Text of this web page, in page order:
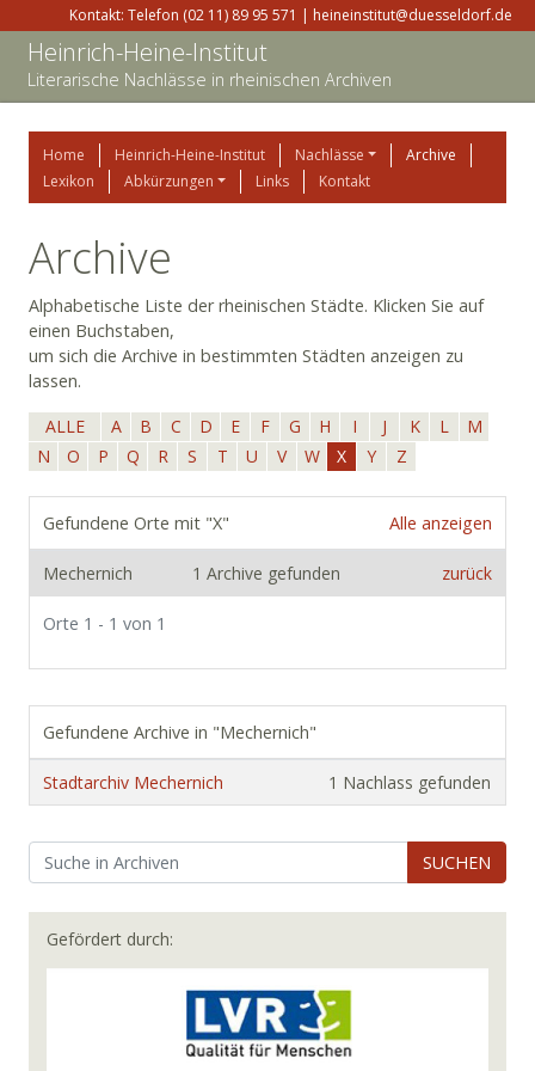
Kontakt: Telefon (02 11) 89 95 571 | heineinstitut@duesseldorf.de
Heinrich-Heine-Institut
Literarische Nachlässe in rheinischen Archiven
Home Heinrich-Heine-Institut Nachlässe
Archive
Lexikon
Abkürzungen Links Kontakt
Archive
Alphabetische Liste der rheinischen Städte. Klicken Sie auf
einen Buchstaben,
um sich die Archive in bestimmten Städten anzeigen zu
lassen.
ALLE
A B C D E F G H I J K L
M
N
O P Q R S T U V W X Y Z
Alle anzeigen
Gefundene Orte mit "X"
Mechernich 1 Archive gefunden zurück
Orte 1 - 1 von 1
Gefundene Archive in "Mechernich"
Stadtarchiv Mechernich 1 Nachlass gefunden
SUCHEN
Gefördert durch: